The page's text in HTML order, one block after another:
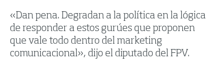
«Dan pena. Degradan a la política en la lógica
de responder a estos gurúes que proponen
que vale todo dentro del marketing
comunicacional», dijo el diputado del FPV.